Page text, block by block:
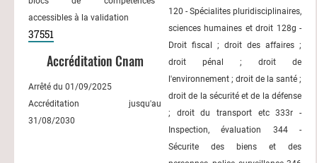
accessibles à la validation
37551
Accréditation Cnam
Arrêté du 01/09/2025
Accréditation jusqu'au
31/08/2030
120 - Spécialites pluridisciplinaires,
sciences humaines et droit 128g -
Droit fiscal ; droit des affaires ;
droit pénal ; droit de
l'environnement ; droit de la santé ;
droit de la sécurité et de la défense
; droit du transport etc 333r -
Inspection, évaluation 344 -
Sécurite des biens et des